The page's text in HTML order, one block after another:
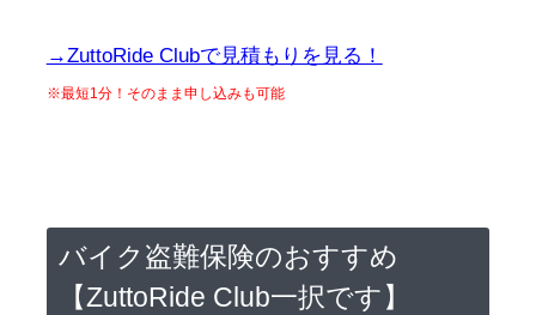
→ZuttoRide Clubで見積もりを見る！
※最短1分！そのまま申し込みも可能
バイク盗難保険のおすすめ
【ZuttoRide Club一択です】